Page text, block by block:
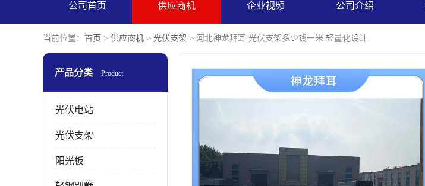
公司首页 供应商机 企业视频 公司介绍
当前位置： 首页 > 供应商机 > 光伏支架 > 河北神龙拜耳 光伏支架多少钱一米 轻量化设计
产品分类 Product
光伏电站
光伏支架
阳光板